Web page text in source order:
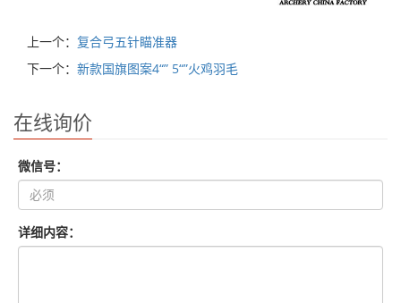
上一个： 复合弓五针瞄准器
下一个： 新款国旗图案4“” 5“”火鸡羽毛
在线询价
微信号：
详细内容：